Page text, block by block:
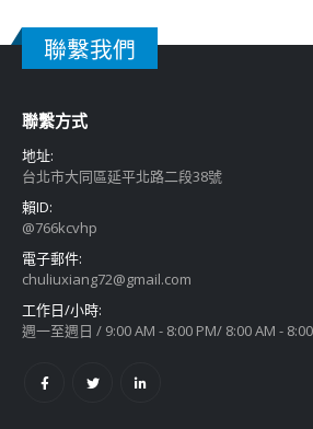
聯繫我們
聯繫方式
地址:
台北市大同區延平北路二段38號
賴ID:
@766kcvhp
電子郵件:
chuliuxiang72@gmail.com
工作日/小時:
週一至週日 / 9:00 AM - 8:00 PM/ 8:00 AM -